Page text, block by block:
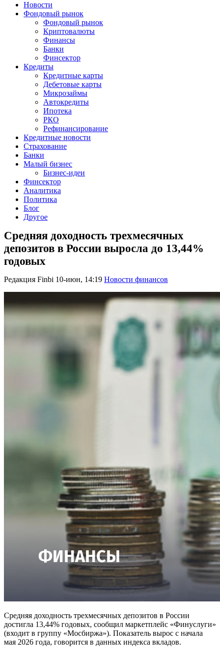
Новости
Фондовый рынок
Фондовый рынок
Криптовалюты
Финансы
Банки
Финсектор
Кредиты
Кредитные карты
Дебетовые карты
Микрозаймы
Автокредиты
Ипотека
РКО
Рефинансирование
Кредитные новости
Страхование
Банки
Малый бизнес
Бизнес-идеи
Финсектор
Аналитика
Политика
Блог
Другое
Средняя доходность трехмесячных
депозитов в России выросла до 13,44%
годовых
Редакция Finbi 10-июн, 14:19 Новости финансов
Средняя доходность трехмесячных депозитов в России
достигла 13,44% годовых, сообщил маркетплейс «Финуслуги»
(входит в группу «Мосбиржа»). Показатель вырос с начала
мая 2026 года, говорится в данных индекса вкладов.